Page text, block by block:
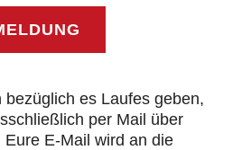
es Laufes geben,
per Mail über
Eure E-Mail wird an die